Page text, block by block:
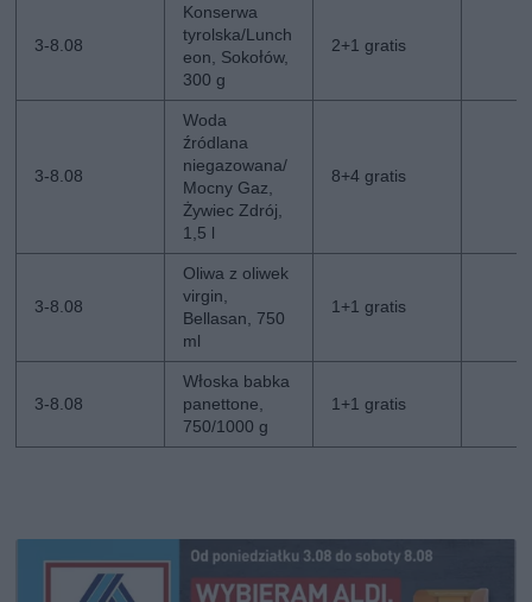
3-8.08
Konserwa
tyrolska/Lunch
eon, Sokołów,
300 g
2+1 gratis
3-8.08
Woda
źródlana
niegazowana/
Mocny Gaz,
Żywiec Zdrój,
1,5 l
8+4 gratis
3-8.08
Oliwa z oliwek
virgin,
Bellasan, 750
ml
1+1 gratis
3-8.08
Włoska babka
panettone,
750/1000 g
1+1 gratis